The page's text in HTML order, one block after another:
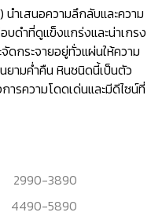
ำเสนอความลึกลับและความ
บดำที่ดูแข็งแกร่งและน่าเกรง
ดกระจายอยู่ทั่วแผ่นให้ความ
ยามค่ำคืน หินชนิดนี้เป็นตัว
รความโดดเด่นและมีดีไซน์ที่
2990-3890
4490-5890